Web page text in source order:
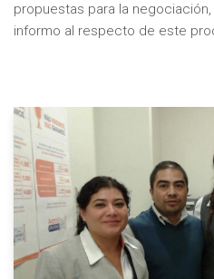
propuestas para la
informo al respecto de este